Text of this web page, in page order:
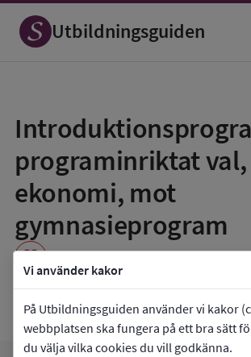
Vi använder kakor
På Utbildningsguiden använder vi kakor
webbplatsen ska fungera på ett bra sätt
du välja vilka cookies du vill godkänna.
Utbildningsguiden
programinriktat val,
ekonomi, mot
gymnasieprogram
favorite
som
favorit